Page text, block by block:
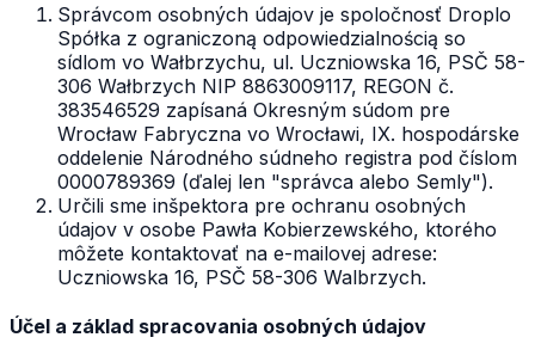
Správcom osobných údajov je spoločnosť Droplo
Spółka z ograniczoną odpowiedzialnością so
sídlom vo Wałbrzychu, ul. Uczniowska 16, PSČ 58-
306 Wałbrzych NIP 8863009117, REGON č.
383546529 zapísaná Okresným súdom pre
Wrocław Fabryczna vo Wrocławi, IX. hospodárske
oddelenie Národného súdneho registra pod číslom
0000789369 (ďalej len "správca alebo Semly").
Určili sme inšpektora pre ochranu osobných
údajov v osobe Pawła Kobierzewského, ktorého
môžete kontaktovať na e-mailovej adrese:
Uczniowska 16, PSČ 58-306 Walbrzych.
Účel a základ spracovania osobných údajov